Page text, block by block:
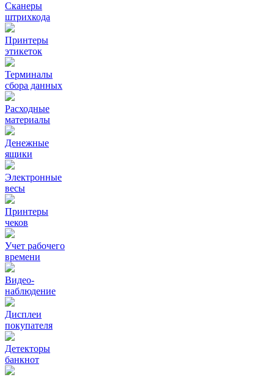
Сканеры
штрихкода
Принтеры
этикеток
Терминалы
сбора данных
Расходные
материалы
Денежные
ящики
Электронные
весы
Принтеры
чеков
Учет рабочего
времени
Видео‑
наблюдение
Дисплеи
покупателя
Детекторы
банкнот